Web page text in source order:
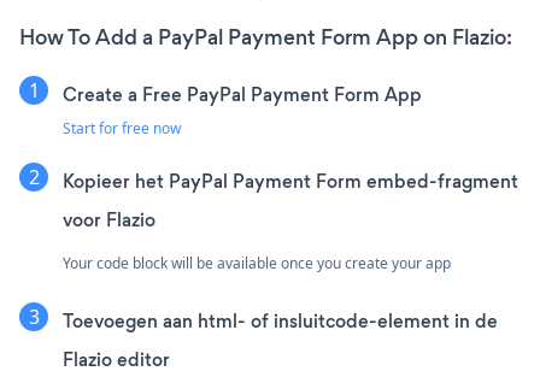
How To Add a PayPal Payment Form App on Flazio:
Create a Free PayPal Payment Form App
Start for free now
Kopieer het PayPal Payment Form embed-fragment
voor Flazio
Your code block will be available once you create your app
Toevoegen aan html- of insluitcode-element in de
Flazio editor